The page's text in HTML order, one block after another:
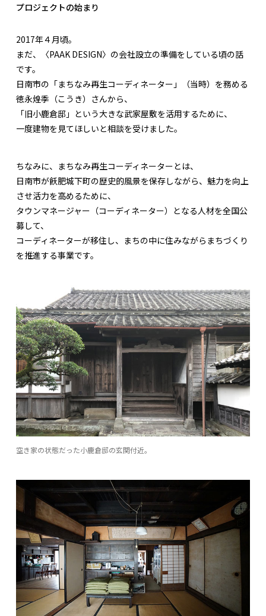
プロジェクトの始まり
2017年４月頃。
まだ、〈PAAK DESIGN〉の会社設立の準備をしている頃の話
です。
日南市の「まちなみ再生コーディネーター」（当時）を務める
徳永煌季（こうき）さんから、
「旧小鹿倉邸」という大きな武家屋敷を活用するために、
一度建物を見てほしいと相談を受けました。
ちなみに、まちなみ再生コーディネーターとは、
日南市が飫肥城下町の歴史的風景を保存しながら、魅力を向上
させ活力を高めるために、
タウンマネージャー（コーディネーター）となる人材を全国公
募して、
コーディネーターが移住し、まちの中に住みながらまちづくり
を推進する事業です。
空き家の状態だった小鹿倉邸の玄関付近。